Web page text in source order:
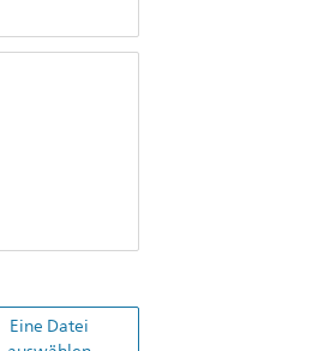
Eine Datei